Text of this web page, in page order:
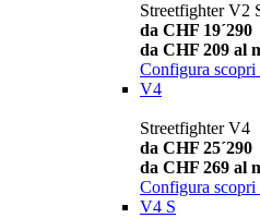
Streetfighter V2
da CHF 19´290
da CHF 209 al
Configura scopri
V4
Streetfighter V4
da CHF 25´290
da CHF 269 al
Configura scopri
V4 S